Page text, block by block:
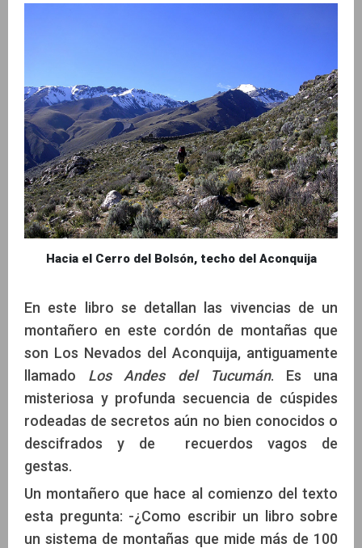
Hacia el Cerro del Bolsón, techo del Aconquija
En este libro se detallan las vivencias de un
montañero en este cordón de montañas que
son Los Nevados del Aconquija, antiguamente
llamado Los Andes del Tucumán. Es una
misteriosa y profunda secuencia de cúspides
rodeadas de secretos aún no bien conocidos o
descifrados y de recuerdos vagos de
gestas.
Un montañero que hace al comienzo del texto
esta pregunta: -¿Como escribir un libro sobre
un sistema de montañas que mide más de 100